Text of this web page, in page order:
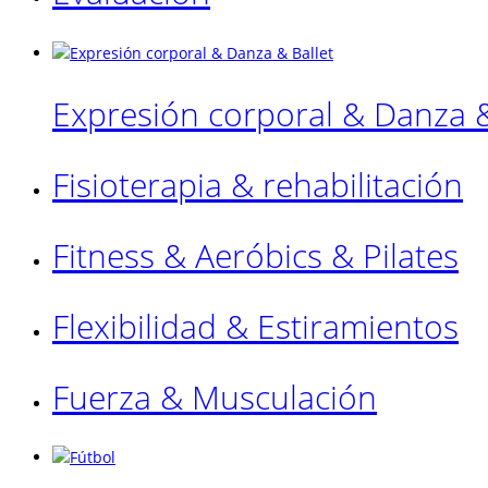
Expresión corporal & Danza
Fisioterapia & rehabilitación
Fitness & Aeróbics & Pilates
Flexibilidad & Estiramientos
Fuerza & Musculación